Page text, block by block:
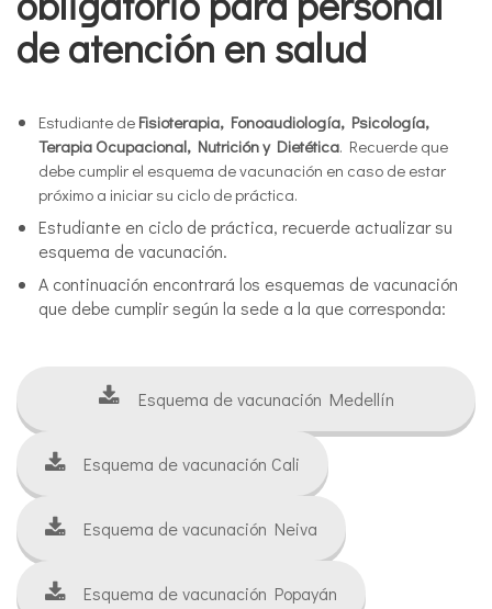
de atención en salud
Estudiante de Fisioterapia, Fonoaudiología, Psicología,
Terapia Ocupacional, Nutrición y Dietética. Recuerde que
debe cumplir el esquema de vacunación en caso de estar
próximo a iniciar su ciclo de práctica.
Estudiante en ciclo de práctica, recuerde actualizar su
esquema de vacunación.
A continuación encontrará los esquemas de vacunación
que debe cumplir según la sede a la que corresponda:
Esquema de vacunación Medellín
Esquema de vacunación Cali
Esquema de vacunación Neiva
Esquema de vacunación Popayán